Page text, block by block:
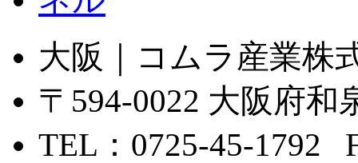
大阪｜コムラ産業株
〒594-0022 大阪府
TEL：0725-45-1792